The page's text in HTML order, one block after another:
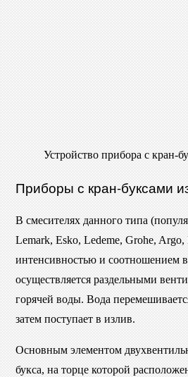
Устройство прибора с кран-
Приборы с кран-буксами
В смесителях данного типа
Lemark, Esko, Ledeme, Grohe, Argo,
интенсивностью и соотношением
осуществляется раздельными
горячей воды. Вода
затем поступает в излив.
Основным элементом
букса, на торце которой